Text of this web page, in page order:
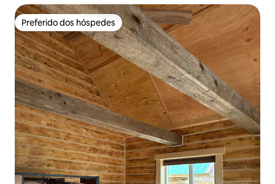
Preferido dos hóspedes
Preferido dos hóspedes